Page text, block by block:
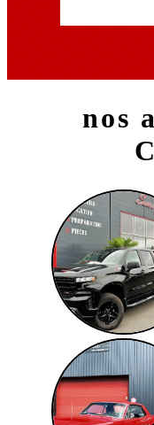
nos